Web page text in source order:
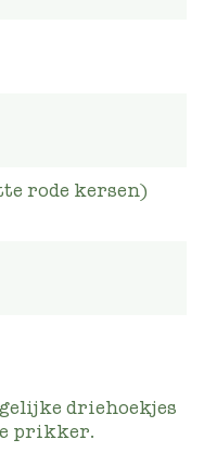
rode kersen)
driehoekjes
prikker.